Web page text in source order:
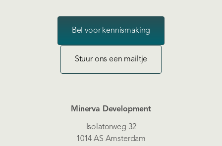
Bel voor kennismaking
Stuur ons een mailtje
Minerva Development
Isolatorweg 32
1014 AS Amsterdam